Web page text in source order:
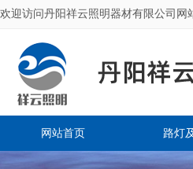
欢迎访问丹阳祥云照明器材有限公司
网站首页 路灯